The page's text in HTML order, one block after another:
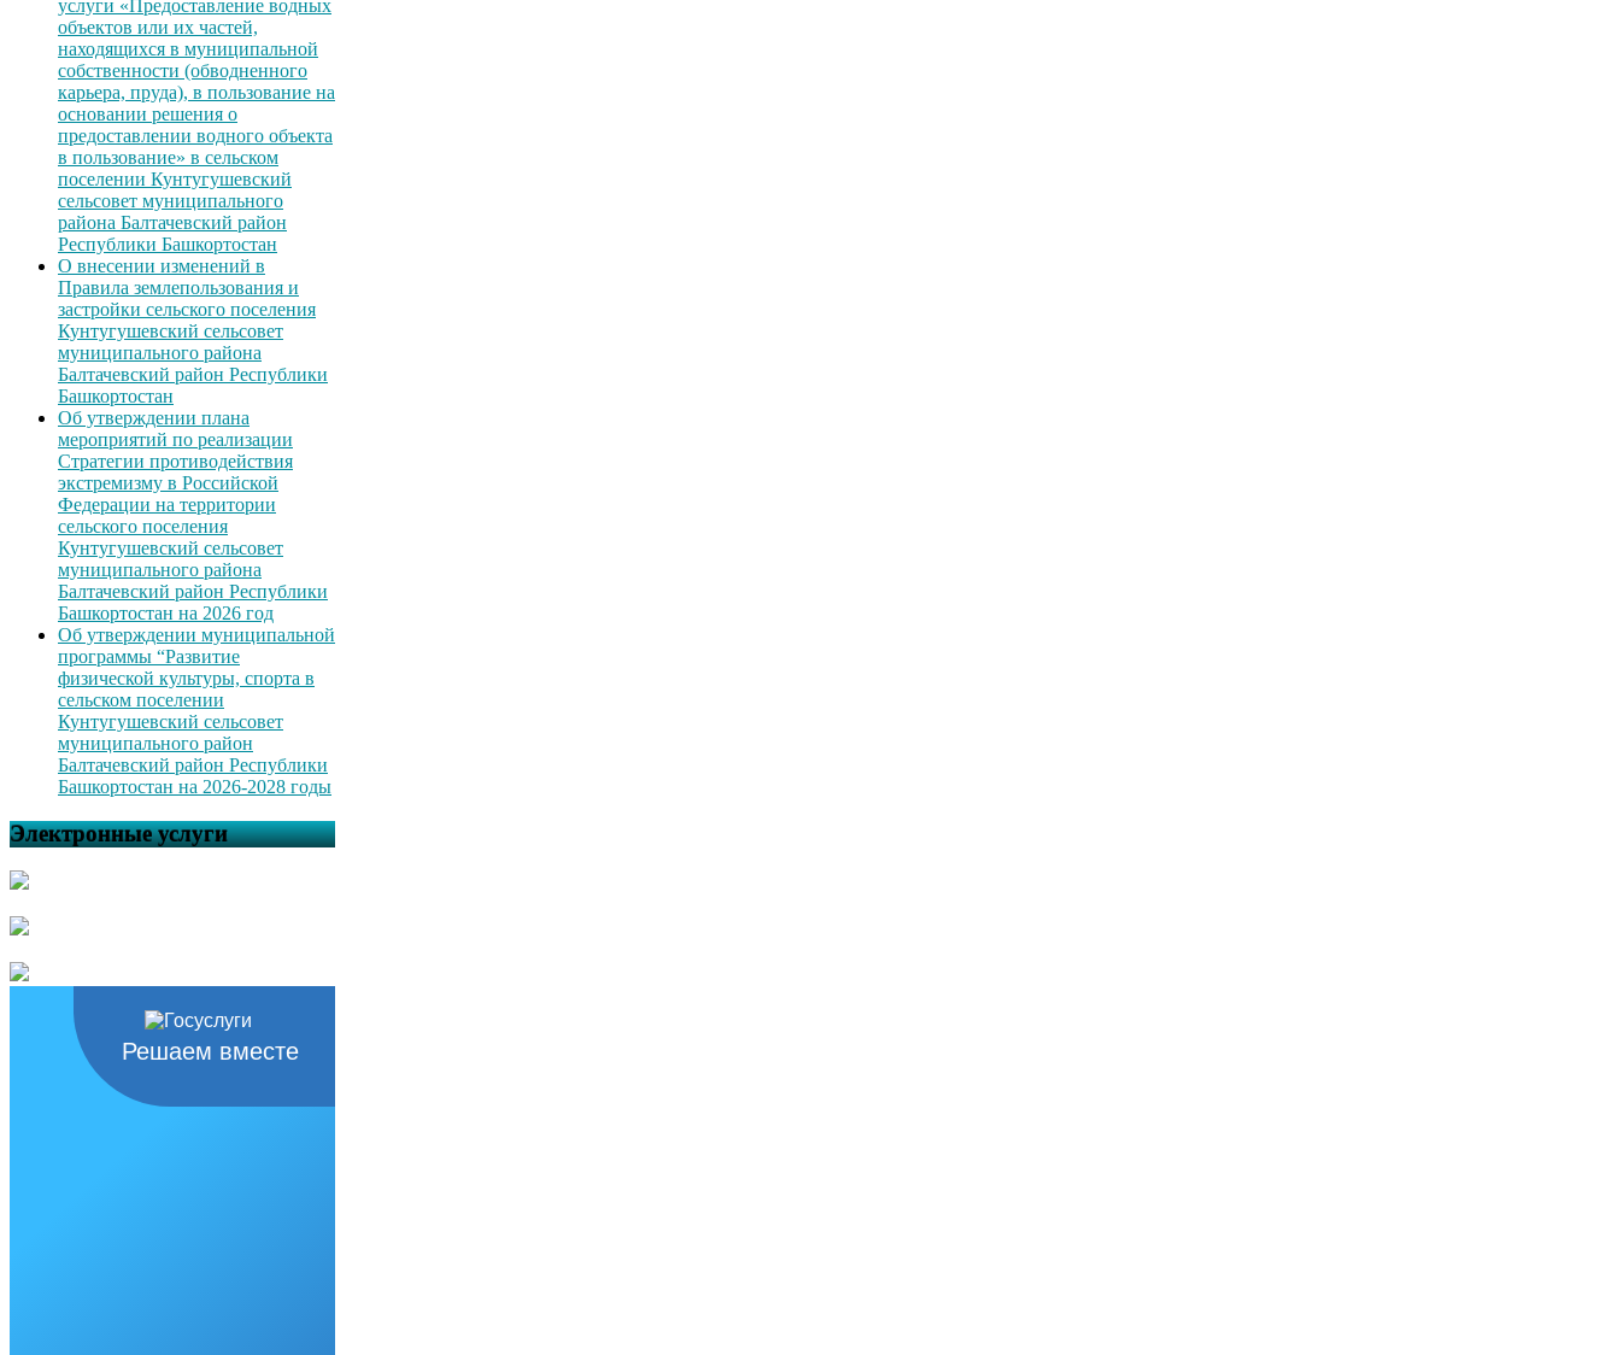
услуги «Предоставление водных
объектов или их частей,
находящихся в муниципальной
собственности (обводненного
карьера, пруда), в пользование на
основании решения о
предоставлении водного объекта
в пользование» в сельском
поселении Кунтугушевский
сельсовет муниципального
района Балтачевский район
Республики Башкортостан
О внесении изменений в
Правила землепользования и
застройки сельского поселения
Кунтугушевский сельсовет
муниципального района
Балтачевский район Республики
Башкортостан
Об утверждении плана
мероприятий по реализации
Стратегии противодействия
экстремизму в Российской
Федерации на территории
сельского поселения
Кунтугушевский сельсовет
муниципального района
Балтачевский район Республики
Башкортостан на 2026 год
Об утверждении муниципальной
программы “Развитие
физической культуры, спорта в
сельском поселении
Кунтугушевский сельсовет
муниципального район
Балтачевский район Республики
Башкортостан на 2026-2028 годы
Электронные услуги
Решаем вместе